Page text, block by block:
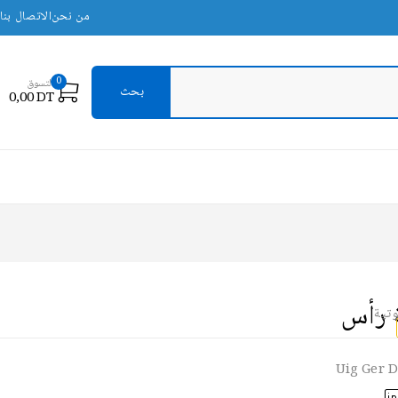
من نحنالاتصال بنا
0التسوق
0,00DT
Uig Ger